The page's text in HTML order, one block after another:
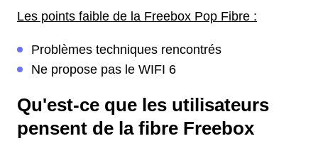
Les points faible de la Freebox Pop Fibre :
Problèmes techniques rencontrés
Ne propose pas le WIFI 6
Qu'est-ce que les utilisateurs
pensent de la fibre Freebox